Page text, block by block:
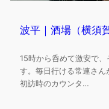
波平｜酒場（横須
15時から呑めて激安で
す。毎日行ける常連さん
初訪時のカウンタ…